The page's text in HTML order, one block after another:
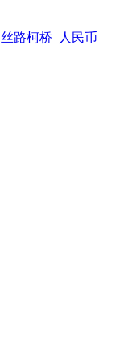
丝路柯桥 人民币